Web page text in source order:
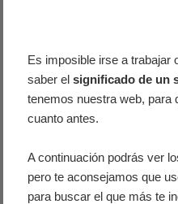
Es imposible irse a trabajar
saber elsignificado de un
tenemos nuestra web, para
cuanto antes.
A continuación podrás ver
pero te aconsejamos que
para buscar el que más te